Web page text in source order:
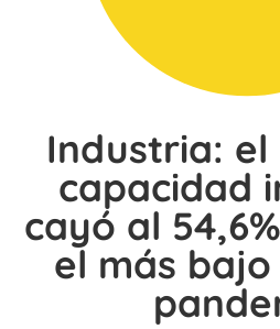
Industria: el
capacidad
cayó al
el más